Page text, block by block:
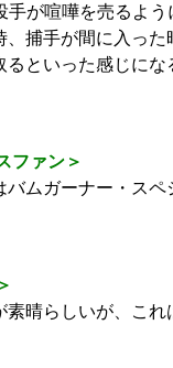
手が喧嘩を売るよ
、捕手が間に入った
るといった感じにな
ファン＞
ムガーナー・スペ
素晴らしいが、これ